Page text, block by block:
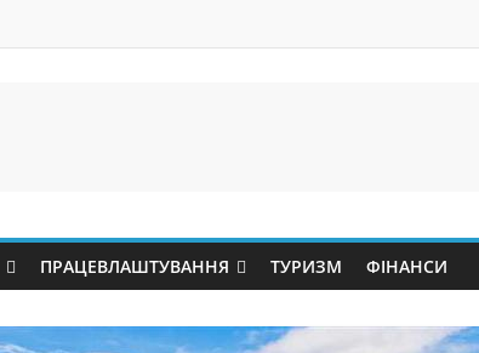
ПРАЦЕВЛАШТУВАННЯ ТУРИЗМ ФІНАНСИ